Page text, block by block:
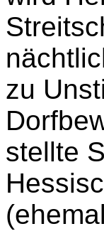
zu
stellte